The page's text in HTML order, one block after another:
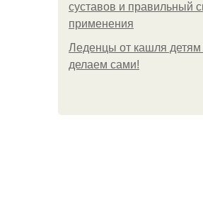
суставов и правильный
применения
Леденцы от кашля
делаем сами!